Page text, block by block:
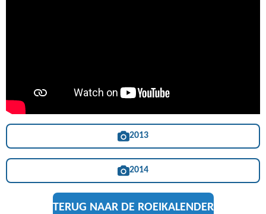
2013
2014
TERUG NAAR DE ROEIKALENDER